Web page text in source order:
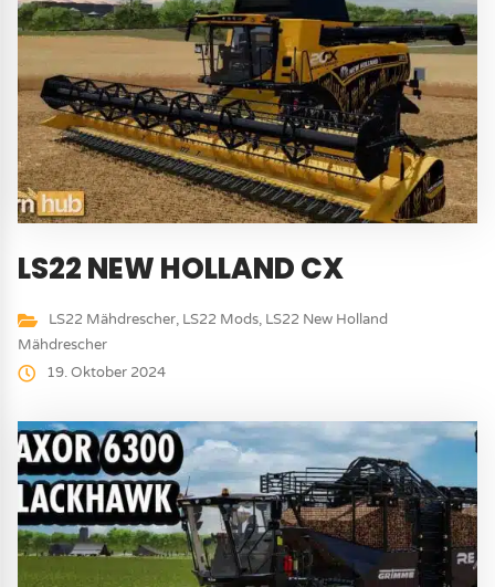
LS22 NEW HOLLAND CX
LS22 Mähdrescher, LS22 Mods, LS22 New Holland
Mähdrescher
19. Oktober 2024